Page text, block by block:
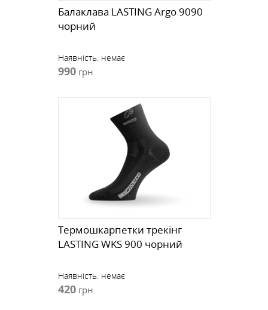
Балаклава LASTING Argo 9090
чорний
Наявність: немає
990 грн.
Термошкарпетки трекінг
LASTING WKS 900 чорний
Наявність: немає
420 грн.